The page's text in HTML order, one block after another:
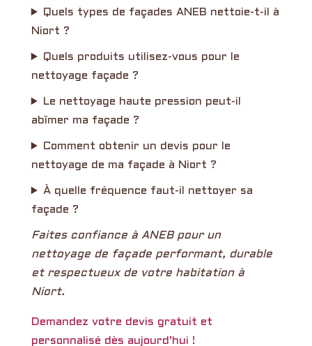
Quels types de façades ANEB nettoie-t-il à
Niort ?
Quels produits utilisez-vous pour le
nettoyage façade ?
Le nettoyage haute pression peut-il
abîmer ma façade ?
Comment obtenir un devis pour le
nettoyage de ma façade à Niort ?
À quelle fréquence faut-il nettoyer sa
façade ?
Faites confiance à ANEB pour un
nettoyage de façade performant, durable
et respectueux de votre habitation à
Niort.
Demandez votre devis gratuit et
personnalisé dès aujourd’hui !